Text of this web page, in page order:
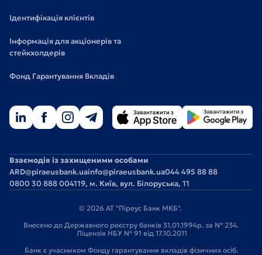
Ідентифікація клієнтів
Інформація для акціонерів та
стейкхолдерів
Фонд Гарантування Вкладів
Взаємодія із захищеними особами
ARD@piraeusbank.uainfo@piraeusbank.ua044 495 88 88
0800 30 888 004119, м. Київ, вул. Білоруська, 11
© 2026 АТ "Піреус Банк МКБ".
Внесено до Державного реєстру банків 31.01.1994р. за № 234.
Ліцензія НБУ № 91 від 17.10.2011
Банк є учасником Фонду гарантування вкладів фізичних осіб.